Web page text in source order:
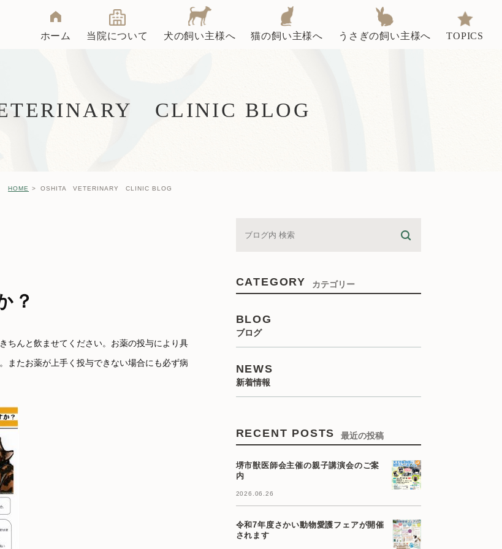
ホーム 当院について 犬の飼い主様へ 猫の飼い主様へ うさぎの飼い主様へ TOPICS
CLINIC BLOG
HOME OSHITA VETERINARY CLINIC BLOG
？
ちんと飲ませてください。お薬の投与により具
またお薬が上手く投与できない場合にも必ず病
CATEGORY カテゴリー
BLOG
ブログ
NEWS
新着情報
RECENT POSTS 最近の投稿
堺市獣医師会主催の親子講演会のご案
内
2026.06.26
令和7年度さかい動物愛護フェアが開催
されます